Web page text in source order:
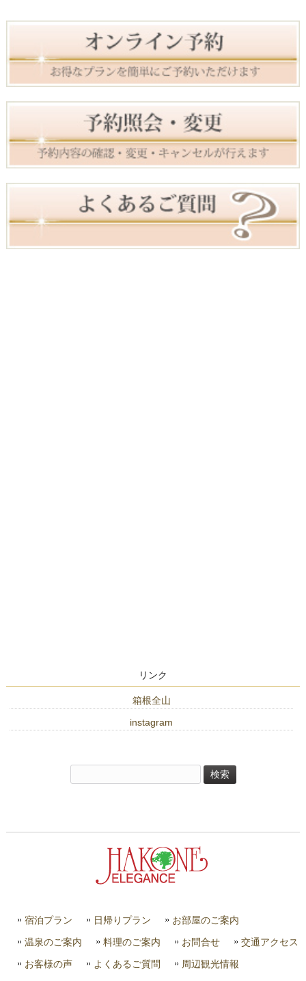
リンク
箱根全山
instagram
索:
宿泊プラン 日帰りプラン お部屋のご案内
温泉のご案内 料理のご案内 お問合せ 交通アクセス
お客様の声 よくあるご質問 周辺観光情報